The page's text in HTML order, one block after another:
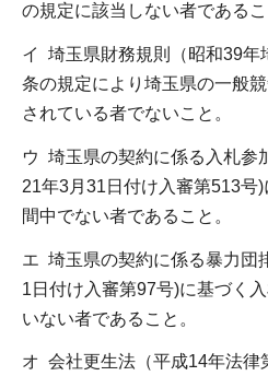
の規定に該当しない者であるこ
イ 埼玉県財務規則（昭和39年
条の規定により埼玉県の一般
されている者でないこと。
ウ 埼玉県の契約に係る入札参
21年3月31日付け入審第513号
間中でない者であること。
エ 埼玉県の契約に係る暴力団
1日付け入審第97号)に基づく
いない者であること。
オ 会社更生法（平成14年法律